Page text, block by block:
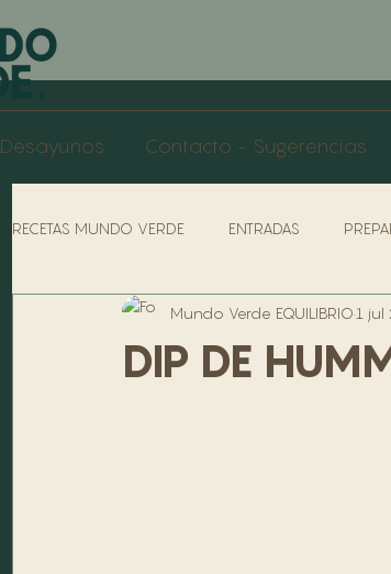
Desayunos Contacto - Sugerencias
RECETAS MUNDO VERDE ENTRADAS
POLÍTICAS COCINAS POLÍTICAS &
DIP DE
Mundo Verde EQUILIBRIO 1 jul